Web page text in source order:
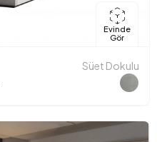
Evinde
Gör
Süet Dokulu